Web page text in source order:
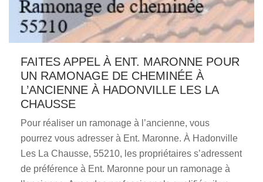
FAITES APPEL À ENT. MARONNE POUR
UN RAMONAGE DE CHEMINÉE À
L’ANCIENNE À HADONVILLE LES LA
CHAUSSE
Pour réaliser un ramonage à l’ancienne, vous
pourrez vous adresser à Ent. Maronne. À Hadonville
Les La Chausse, 55210, les propriétaires s’adressent
de préférence à Ent. Maronne pour un ramonage à